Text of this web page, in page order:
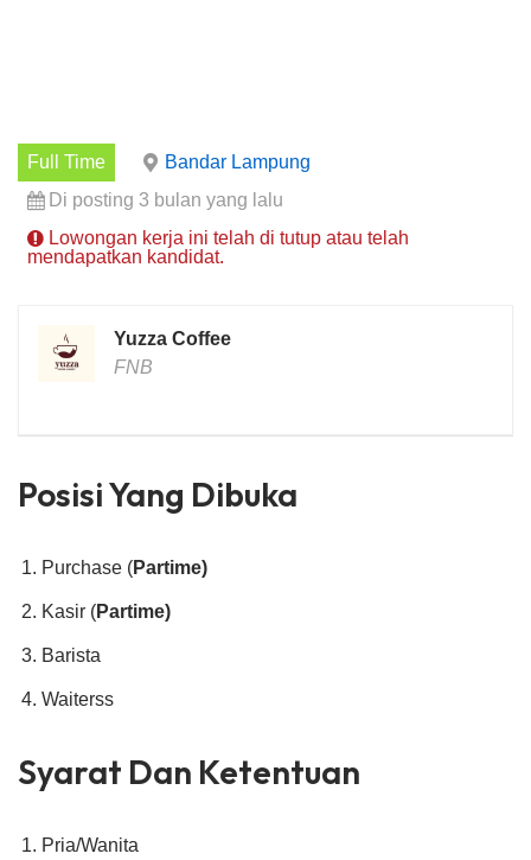
Full Time
Bandar Lampung
Di posting 3 bulan yang lalu
Lowongan kerja ini telah di tutup atau telah
mendapatkan kandidat.
Yuzza Coffee
FNB
Posisi Yang Dibuka
Purchase (Partime)
Kasir (Partime)
Barista
Waiterss
Syarat Dan Ketentuan
Pria/Wanita